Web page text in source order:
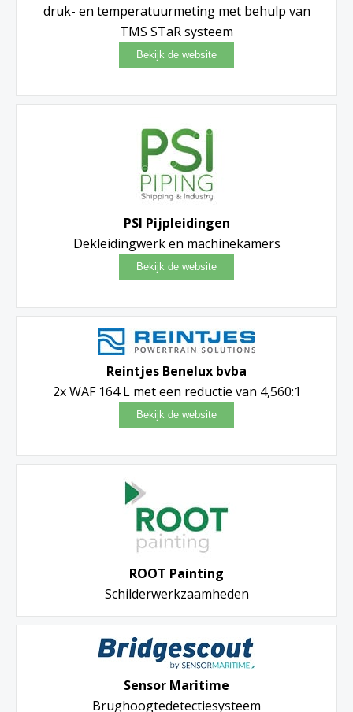
druk- en temperatuurmeting met behulp van
TMS STaR systeem
PSI Pijpleidingen
Dekleidingwerk en machinekamers
Reintjes Benelux bvba
2x WAF 164 L met een reductie van 4,560:1
ROOT Painting
Schilderwerkzaamheden
Sensor Maritime
Brughoogtedetectiesysteem